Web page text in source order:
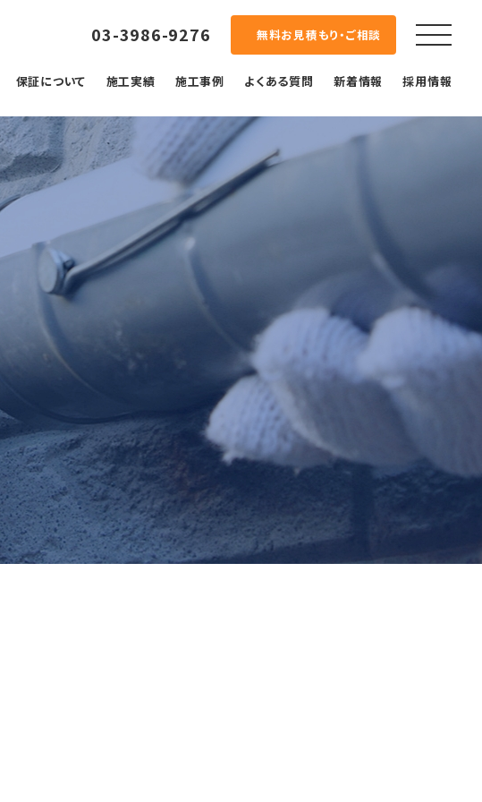
03-3986-9276 無料お見積もり・ご相談
保証について 施工実績 施工事例 よくある質問 新着情報 採用情報